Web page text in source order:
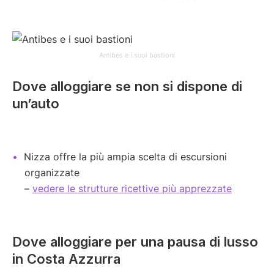
Antibes e i suoi bastioni
Dove alloggiare se non si dispone di
un’auto
Nizza offre la più ampia scelta di escursioni
organizzate
– vedere le strutture ricettive più apprezzate
Dove alloggiare per una pausa di lusso
in Costa Azzurra